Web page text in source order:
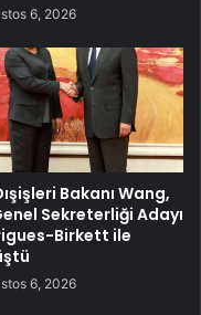
6, 2026
Bakanı Wang,
Sekreterliği Adayı
Birkett ile
6, 2026